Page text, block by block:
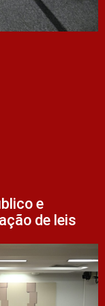
e
de leis